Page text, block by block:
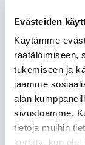
Evästeiden
Käytämme
räätälöimiseen,
tukemiseen ja
jaamme
alan
sivustoamme.
tietoja muihin
kerätty, kun olet
Neljän
Lue lisää »